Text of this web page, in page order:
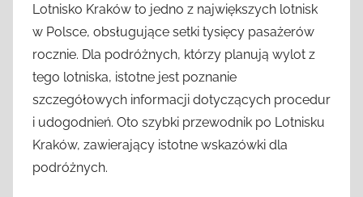
Lotnisko Kraków to jedno z największych lotnisk
w Polsce, obsługujące setki tysięcy pasażerów
rocznie. Dla podróżnych, którzy planują wylot z
tego lotniska, istotne jest poznanie
szczegółowych informacji dotyczących procedur
i udogodnień. Oto szybki przewodnik po Lotnisku
Kraków, zawierający istotne wskazówki dla
podróżnych.